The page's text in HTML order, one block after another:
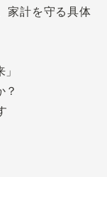
家計を守る具体